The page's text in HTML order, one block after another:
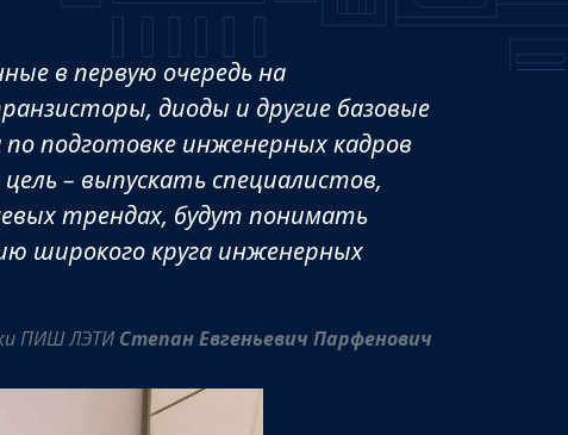
в первую очередь на
диоды и другие базовые
подготовке инженерных кадров
– выпускать специалистов,
трендах, будут понимать
широкого круга инженерных
ПИШ ЛЭТИ Степан Евгеньевич Парфенович